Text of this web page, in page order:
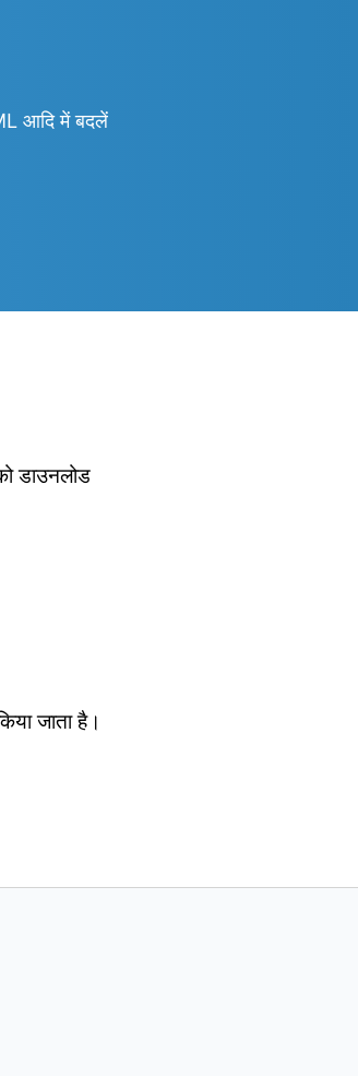
आदि में बदलें
डाउनलोड
जाता है।